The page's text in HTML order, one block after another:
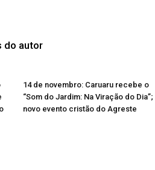
do autor
14 de novembro: Caruaru recebe o
“Som do Jardim: Na Viração do Dia”;
novo evento cristão do Agreste